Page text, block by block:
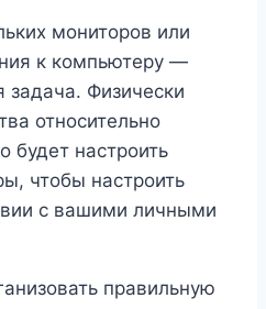
мониторов или
к компьютеру —
задача. Физически
относительно
будет настроить
чтобы настроить
с вашими личными
правильную